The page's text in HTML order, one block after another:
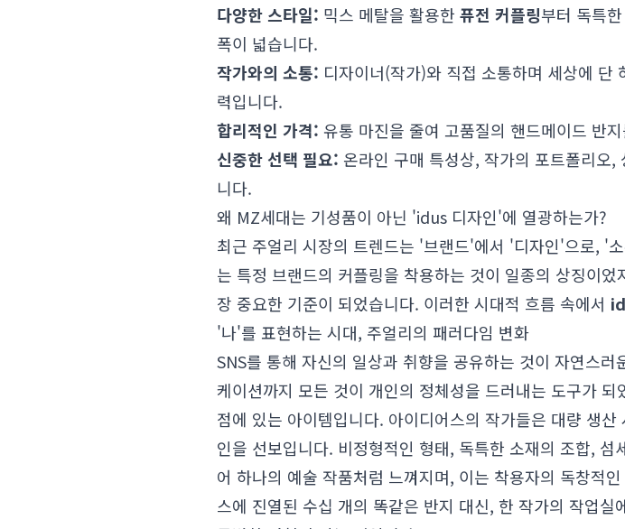
다양한 스타일: 믹스 메탈을 활용한 퓨전 커플링부터 독특
폭이 넓습니다.
작가와의 소통: 디자이너(작가)와 직접 소통하며 세상에 단
력입니다.
합리적인 가격: 유통 마진을 줄여 고품질의 핸드메이드 반
신중한 선택 필요: 온라인 구매 특성상, 작가의 포트폴리오
니다.
왜 MZ세대는 기성품이 아닌 'idus 디자인'에 열광하는가?
최근 주얼리 시장의 트렌드는 '브랜드'에서 '디자인'으로, '
는 특정 브랜드의 커플링을 착용하는 것이 일종의 상징이
장 중요한 기준이 되었습니다. 이러한 시대적 흐름 속에서
'나'를 표현하는 시대, 주얼리의 패러다임 변화
SNS를 통해 자신의 일상과 취향을 공유하는 것이 자연스
케이션까지 모든 것이 개인의 정체성을 드러내는 도구가
점에 있는 아이템입니다. 아이디어스의 작가들은 대량 생
인을 선보입니다. 비정형적인 형태, 독특한 소재의 조합,
어 하나의 예술 작품처럼 느껴지며, 이는 착용자의 독창적
스에 진열된 수십 개의 똑같은 반지 대신, 한 작가의 작업